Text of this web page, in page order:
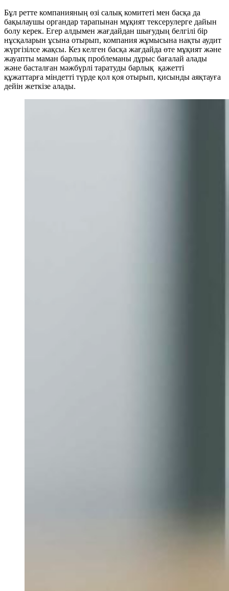
Бұл ретте компанияның өзі салық комитеті мен басқа да
бақылаушы органдар тарапынан мұқият тексерулерге дайын
болу керек. Егер алдымен жағдайдан шығудың белгілі бір
нұсқаларын ұсына отырып, компания жұмысына нақты аудит
жүргізілсе жақсы. Кез келген басқа жағдайда өте мұқият және
жауапты маман барлық проблеманы дұрыс бағалай алады
және басталған мәжбүрлі таратуды барлық қажетті
құжаттарға міндетті түрде қол қоя отырып, қисынды аяқтауға
дейін жеткізе алады.